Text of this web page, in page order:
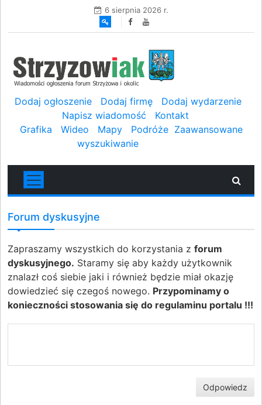
6 sierpnia 2026 r.
Dodaj ogłoszenie Dodaj firmę
Dodaj wydarzenie
Napisz wiadomość
Kontakt
Grafika
Wideo Mapy Podróże Zaawansowane
wyszukiwanie
Forum dyskusyjne
Zapraszamy wszystkich do korzystania z forum
dyskusyjnego. Staramy się aby każdy użytkownik
znalazł coś siebie jaki i również będzie miał okazję
dowiedzieć się czegoś nowego. Przypominamy o
konieczności stosowania się do regulaminu portalu !!!
Odpowiedz